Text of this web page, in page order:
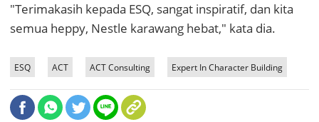
"Terimakasih kepada ESQ, sangat inspiratif, dan kita
semua heppy, Nestle karawang hebat," kata dia.
ESQ ACT ACT Consulting Expert In Character Building